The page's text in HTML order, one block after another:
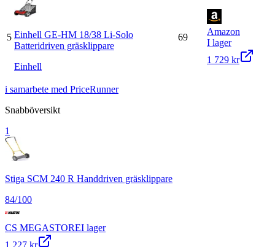
5 Einhell GE-HM 18/38 Li-Solo
Batteridriven gräsklippare
Einhell
69
Amazon
I lager
1 729 kr
i samarbete med PriceRunner
Snabböversikt
1
Stiga SCM 240 R Handdriven gräsklippare
84/100
CS MEGASTOREI lager
1 227 kr